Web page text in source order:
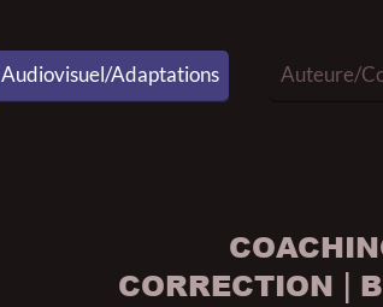
Audiovisuel/Adaptations Auteure/
CORRECTION